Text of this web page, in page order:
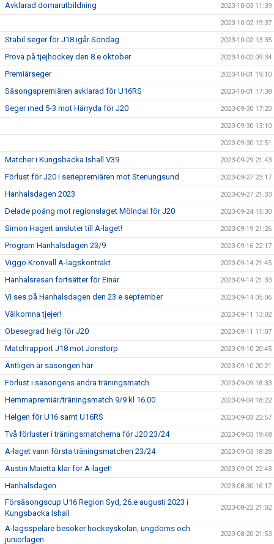
Avklarad domarutbildning 2023-10-03 11:39
2023-10-02 19:37
Stabil seger för J18 igår Söndag 2023-10-02 13:35
Prova på tjejhockey den 8.e oktober 2023-10-02 09:34
Premiärseger 2023-10-01 19:10
Säsongspremiären avklarad för U16RS 2023-10-01 17:38
Seger med 5-3 mot Härryda för J20 2023-09-30 17:20
2023-09-30 13:10
2023-09-30 12:51
Matcher i Kungsbacka Ishall V39 2023-09-29 21:43
Förlust för J20 i seriepremiären mot Stenungsund 2023-09-27 23:17
Hanhalsdagen 2023 2023-09-27 21:33
Delade poäng mot regionslaget Mölndal för J20 2023-09-24 15:30
Simon Hagert ansluter till A-laget! 2023-09-19 21:26
Program Hanhalsdagen 23/9 2023-09-16 22:17
Viggo Kronvall A-lagskontrakt 2023-09-14 21:45
Hanhalsresan fortsätter för Einar 2023-09-14 21:33
Vi ses på Hanhalsdagen den 23.e september 2023-09-14 05:06
Välkomna tjejer! 2023-09-11 13:02
Obesegrad helg för J20 2023-09-11 11:07
Matchrapport J18 mot Jonstorp 2023-09-10 20:45
Äntligen är säsongen här 2023-09-10 20:21
Förlust i säsongens andra träningsmatch 2023-09-09 18:33
Hemmapremiär/träningsmatch 9/9 kl 16.00 2023-09-04 18:22
Helgen för U16 samt U16RS 2023-09-03 22:57
Två förluster i träningsmatcherna för J20 23/24 2023-09-03 19:48
A-laget vann första träningsmatchen 23/24 2023-09-03 18:28
Austin Maietta klar för A-laget! 2023-09-01 22:43
Hanhalsdagen 2023-08-30 16:17
Försäsongscup U16 Region Syd, 26.e augusti 2023 i
Kungsbacka Ishall
2023-08-22 21:02
A-lagsspelare besöker hockeyskolan, ungdoms och
juniorlagen
2023-08-20 21:53